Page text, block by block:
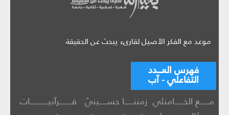
موعد مع الفكر الأصيل لقارىء يبحث عن الحقيقة
فهرس العـــدد
التفاعلي - آب
مــــــع الخــــــامنئي زمننــــــا حســـــينيّ
قــــــــرآنيــــــــــــات